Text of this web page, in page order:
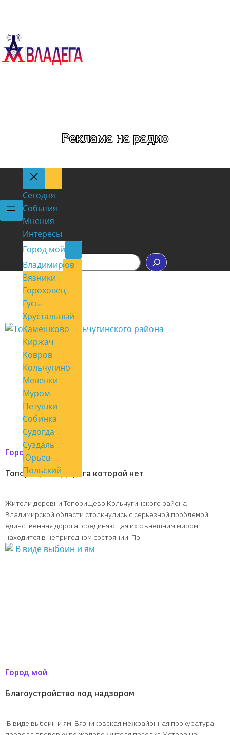
Реклама на радио
Сегодня
События
Мнения
Интересы
Город мой
Владимир
Александров
Вязники
Гороховец
Гусь-
Хрустальный
Камешково
Киржач
Ковров
Кольчугино
Меленки
Муром
Петушки
Собинка
Судогда
Суздаль
Юрьев-
Польский
Контакты
Город мой
Топорищево. Дорога которой нет
Жители деревни Топорищево Кольчугинского района
Владимирской области столкнулись с серьезной проблемой:
единственная дорога, соединяющая их с внешним миром,
находится в непригодном состоянии. По…
Город мой
Благоустройство под надзором
В виде выбоин и ям. Вязниковская межрайонная прокуратура